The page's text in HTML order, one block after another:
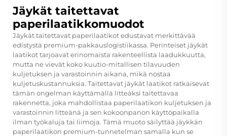
Jäykät taitettavat
paperilaatikkomuodot
Jäykät taitettavat paperilaatikot edustavat merkittävää
edistystä premium-pakkauslogistiikassa. Perinteiset jäykät
laatikot tarjoavat erinomaista rakenteellista laadukkuutta,
mutta ne vievät koko kuutio-mitallisen tilavuuden
kuljetuksen ja varastoinnin aikana, mikä nostaa
kuljetuskustannuksia. Taitettavat jäykät laatikot ratkaisevat
tämän ongelman käyttämällä litteäksi taitettavaa
rakennetta, joka mahdollistaa paperilaatikon kuljetuksen ja
varastoinnin litteänä ja sen kokoonpanon käyttöpaikalla
ilman työkaluja tai liimoja. Tämä muoto säilyttää jäykkän
paperilaatikon premium-tunnetelman samalla kun se